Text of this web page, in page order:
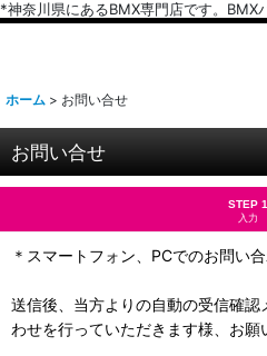
*神奈川県にあるBMX専門店です。
ホーム > お問い合せ
お問い合せ
STEP 1
入力
＊スマートフォン、PCでのお問い
送信後、当方よりの自動の受信確
わせを行っていただきます様、お願